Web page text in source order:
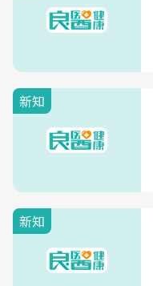
新知
新知